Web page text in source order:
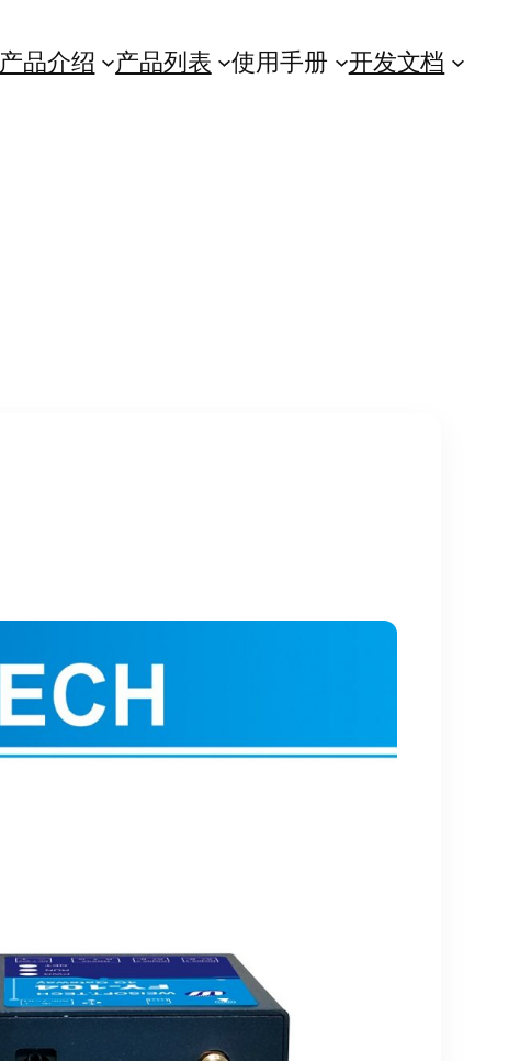
产品介绍 产品列表 使用手册 开发文档